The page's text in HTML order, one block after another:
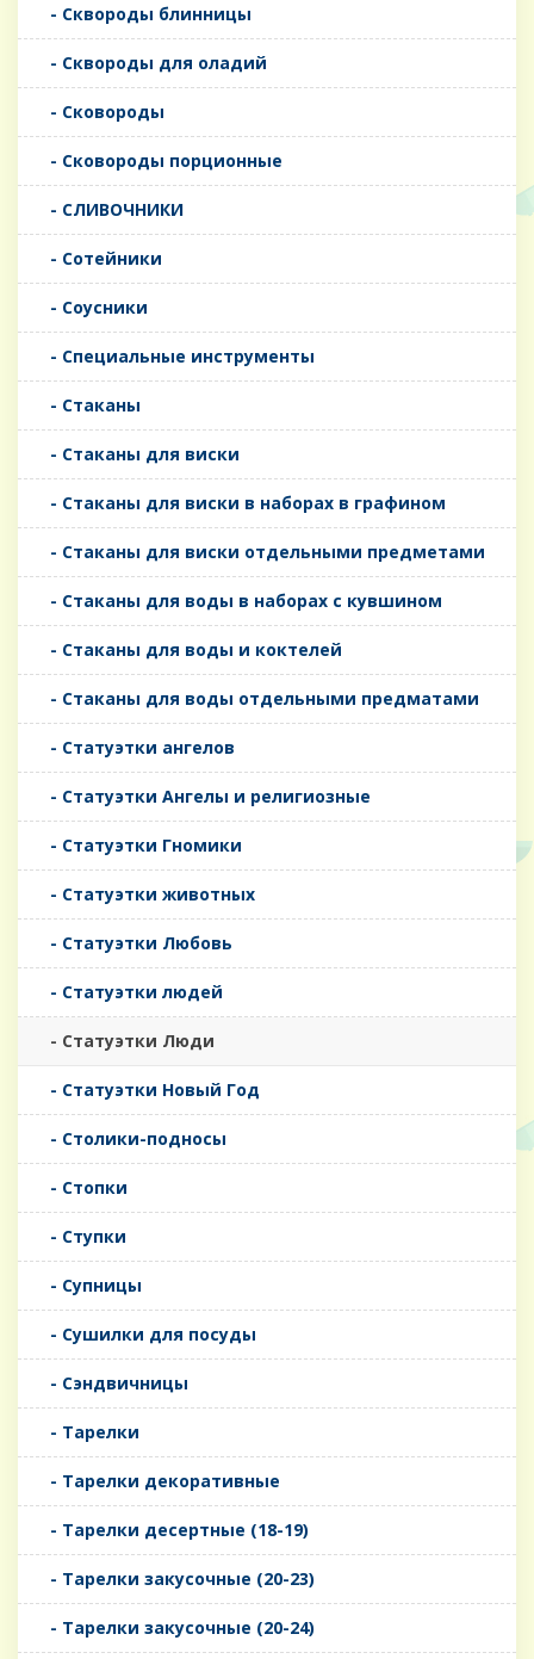
- Сквороды блинницы
- Сквороды для оладий
- Сковороды
- Сковороды порционные
- СЛИВОЧНИКИ
- Сотейники
- Соусники
- Специальные инструменты
- Стаканы
- Стаканы для виски
- Стаканы для виски в наборах в графином
- Стаканы для виски отдельными предметами
- Стаканы для воды в наборах с кувшином
- Стаканы для воды и коктелей
- Стаканы для воды отдельными предматами
- Статуэтки ангелов
- Статуэтки Ангелы и религиозные
- Статуэтки Гномики
- Статуэтки животных
- Статуэтки Любовь
- Статуэтки людей
- Статуэтки Люди
- Статуэтки Новый Год
- Столики-подносы
- Стопки
- Ступки
- Супницы
- Сушилки для посуды
- Сэндвичницы
- Тарелки
- Тарелки декоративные
- Тарелки десертные (18-19)
- Тарелки закусочные (20-23)
- Тарелки закусочные (20-24)